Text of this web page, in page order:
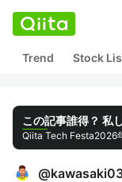
Trend Stock
この記事誰得？ 私
Qiita Tech Festa2026
@